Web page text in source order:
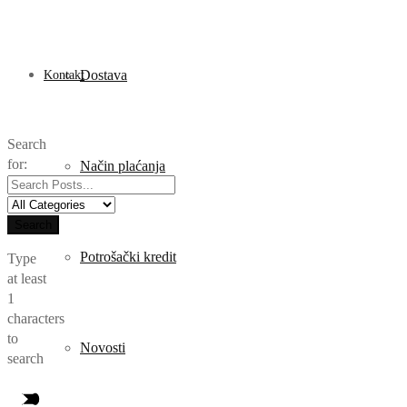
Dostava
Način plaćanja
Potrošački kredit
Novosti
Kontakt
Search
for:
Type
at least
1
characters
to
search